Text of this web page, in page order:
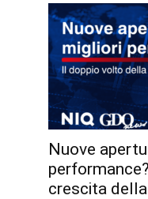
Nuove
crescita della